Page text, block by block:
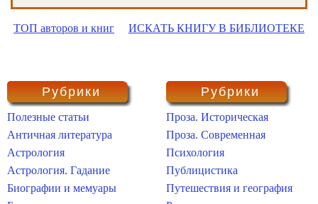
ТОП авторов и книг ИСКАТЬ КНИГУ В БИБЛИОТЕКЕ
Рубрики
Полезные статьи
Античная литература
Астрология
Астрология. Гадание
Биографии и мемуары
Рубрики
Проза. Историческая
Проза. Современная
Психология
Публицистика
Путешествия и география